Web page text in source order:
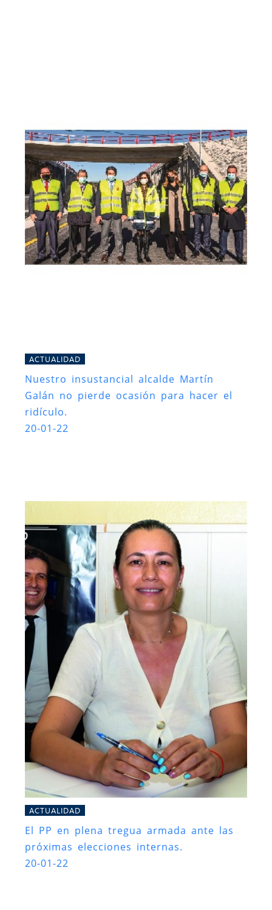
ACTUALIDAD
Nuestro insustancial alcalde Martín
Galán no pierde ocasión para hacer el
ridículo.
20-01-22
ACTUALIDAD
El PP en plena tregua armada ante las
próximas elecciones internas.
20-01-22